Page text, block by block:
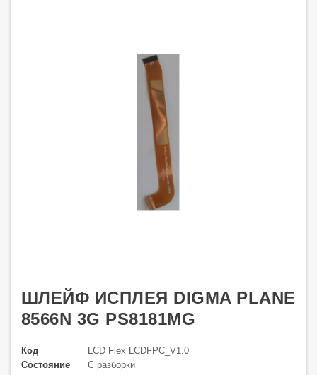
ШЛЕЙФ ИСПЛЕЯ DIGMA PLANE
8566N 3G PS8181MG
Код
LCD Flex LCDFPC_V1.0
Состояние
С разборки